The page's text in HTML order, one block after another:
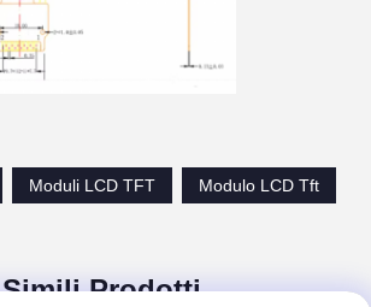
Moduli LCD TFT Modulo LCD Tft
Simili Prodotti